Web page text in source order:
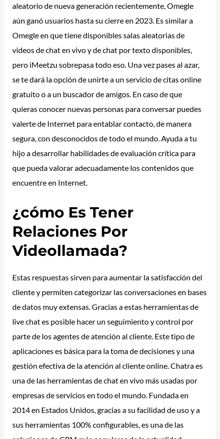
aleatorio de nueva generación recientemente, Omegle
aún ganó usuarios hasta su cierre en 2023. Es similar a
Omegle en que tiene disponibles salas aleatorias de
videos de chat en vivo y de chat por texto disponibles,
pero iMeetzu sobrepasa todo eso. Una vez pases al azar,
se te dará la opción de unirte a un servicio de citas online
gratuito o a un buscador de amigos. En caso de que
quieras conocer nuevas personas para conversar puedes
valerte de Internet para entablar contacto, de manera
segura, con desconocidos de todo el mundo. Ayuda a tu
hijo a desarrollar habilidades de evaluación crítica para
que pueda valorar adecuadamente los contenidos que
encuentre en Internet.
¿cómo Es Tener
Relaciones Por
Videollamada?
Estas respuestas sirven para aumentar la satisfacción del
cliente y permiten categorizar las conversaciones en bases
de datos muy extensas. Gracias a estas herramientas de
live chat es posible hacer un seguimiento y control por
parte de los agentes de atención al cliente. Este tipo de
aplicaciones es básica para la toma de decisiones y una
gestión efectiva de la atención al cliente online. Chatra es
una de las herramientas de chat en vivo más usadas por
empresas de servicios en todo el mundo. Fundada en
2014 en Estados Unidos, gracias a su facilidad de uso y a
sus herramientas 100% configurables, es una de las